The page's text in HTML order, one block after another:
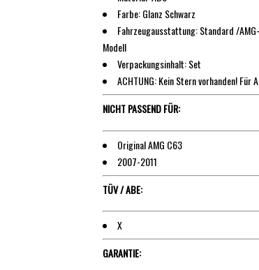
Farbe: Glanz Schwarz
Fahrzeugausstattung: Standard /
Modell
Verpackungsinhalt: Set
ACHTUNG: Kein Stern vorhanden!
NICHT PASSEND FÜR:
Original AMG C63
2007-2011
TÜV / ABE:
X
GARANTIE: